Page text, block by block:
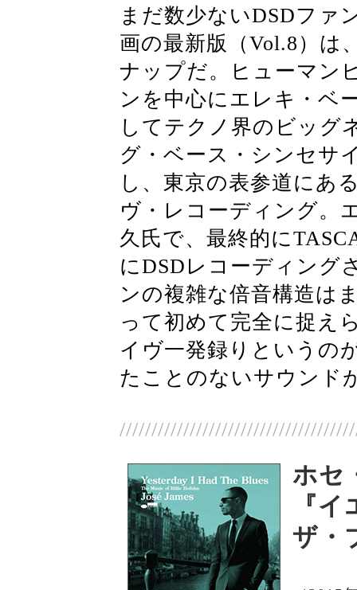
まだ数少ないDSDファ
画の最新版（Vol.8）は
ナップだ。ヒューマン
ンを中心にエレキ・ベ
してテクノ界のビッグ
グ・ベース・シンセサ
し、東京の表参道にあ
ヴ・レコーディング。
久氏で、最終的に
にDSDレコーディング
ンの複雑な倍音構造は
って初めて完全に捉え
イヴ一発録りというの
たことのないサウンド
ホセ
『
ザ・